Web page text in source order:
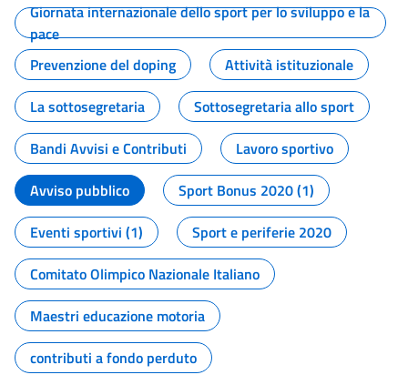
Giornata internazionale dello sport per lo sviluppo e la
pace
Prevenzione del doping
Attività istituzionale
La sottosegretaria
Sottosegretaria allo sport
Bandi Avvisi e Contributi
Lavoro sportivo
Avviso pubblico
Sport Bonus 2020 (1)
Eventi sportivi (1)
Sport e periferie 2020
Comitato Olimpico Nazionale Italiano
Maestri educazione motoria
contributi a fondo perduto